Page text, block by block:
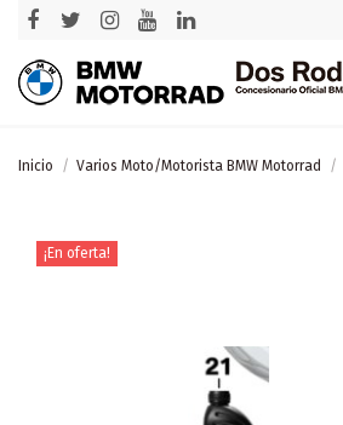
Inicio Varios Moto/Motorista BMW Motorrad
¡En oferta!